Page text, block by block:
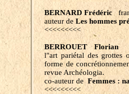
BERNARD Frédéric
auteur de Les hommes
<<<<<<<<<
BERROUET Florian
l"art pariétal des grottes
forme de
revue Archéologia.
co-auteur de Femmes :
<<<<<<<<<